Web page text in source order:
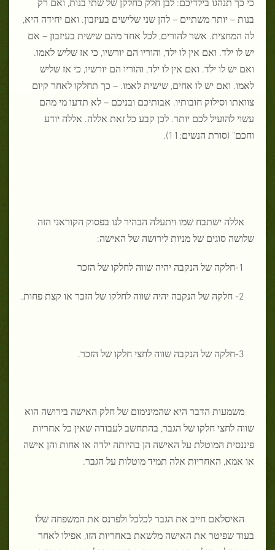
בנות – יותר משתיים – להן שני שלישים בעיזבון. ואם יחידה היא,
לה המחצית. אשר להורים, לכל אחד מהם שישית בעיזבון – אם
יש לו ילד. ואם אין לו ילד, והוריו הם יורשיו, כי אז שליש לאמו.
ואם יש לו ילד. ואם אין לו ילד, והוריו הם יורשיו, כי אז שליש
לאמו. ואם יש לו אחים, שישית לאמו. – כך תחלקו לאחר קיום
צוואתו וסילוק חובותיו. אבותיכם ובניכם – לא תדעו מי מהם
עשוי להועיל לכם יותר. לכן קבע כל זאת אללה. אללה יודע
וחכם" (סורת הנשים:11).
אללה ישתבח שמו ויתעלה הבהיר לנו בפסוק הקוראני הזה
שלושה סוגים של מניות לירושה של האישה:
1-חלקה של הנקבה יהיה שווה לחלקו של הזכר
2- חלקה של הנקבה יהיה שווה לחלקו של הזכר או קצת פחות.
3-חלקה של הנקבה שווה לחצי חלקו של הזכר.
משמעות הדבר היא שהמינימום של חלק האישה בירושה הוא
שווה לחצי חלקו של הגבר, בהתחשב לעבודה שאין כל אחריות
פיננסית המוטלת על האישה הן בהיותה ילדה או אחות והן אישה
או אמא, האחריות אלה תמיד מוטלות על הגבר.
האיסלאם חייב את הגבר לכלכל ולפרנס את המשפחה שלו
בעוד שפיטר את האישה מלשאת באחריות הזו, אפילו לאחר